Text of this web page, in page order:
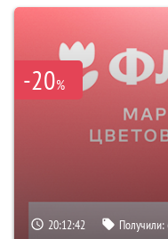
-20%
20:12:41 Получили: